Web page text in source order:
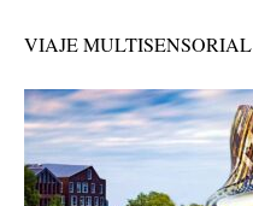
VIAJE MULTISENSORIAL